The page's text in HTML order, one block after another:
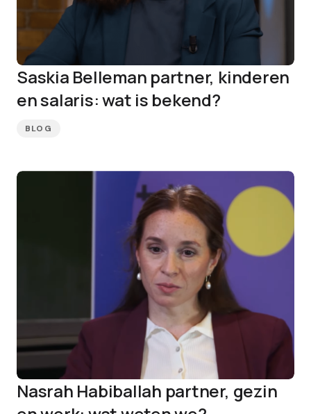
Saskia Belleman partner, kinderen
en salaris: wat is bekend?
BLOG
Nasrah Habiballah partner, gezin